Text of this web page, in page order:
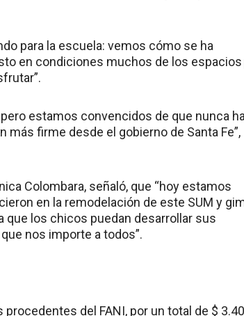
para la escuela: vemos cómo se ha
en condiciones muchos de los espacios
estamos convencidos de que nunca
firme desde el gobierno de Santa Fe”,
Colombara, señaló, que “hoy estamos
en la remodelación de este SUM y
que los chicos puedan desarrollar sus
nos importe a todos”.
del FANI, por un total de $